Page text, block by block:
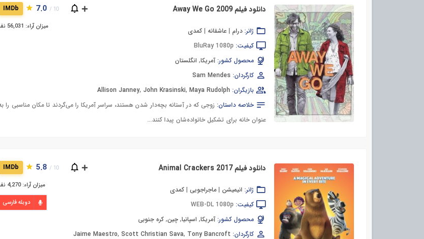
دانلود فیلم Away We Go 2009 10 /
7.0
IMDb
میزان آراء: 56,031 نفر ژانر: درام| عاشقانه | کمدی
کیفیت: BluRay 1080p
محصول کشور: آمریکا, انگلستان
کارگردان: Sam Mendes
بازیگران:
Allison Janney,John Krasinski,Maya Rudolph
خلاصه داستان: زوجی که در آستانه بچه‌دار شدن هستند، سراسر آمریکا را می‌گردند تا مکان مناسبی را
عنوان خانه برای تشکیل خانواده‌شان پیدا کنند...
دانلود فیلم Animal Crackers 2017 10 /
5.8
IMDb
میزان آراء: 4,270 نفر
دوبله فارسی
ژانر: انیمیشن| ماجراجویی| کمدی
کیفیت: WEB-DL 1080p
محصول کشور: آمریکا, اسپانیا, چین, کره جنوبی
کارگردان:
Jaime Maestro,Scott Christian Sava, Tony Bancroft